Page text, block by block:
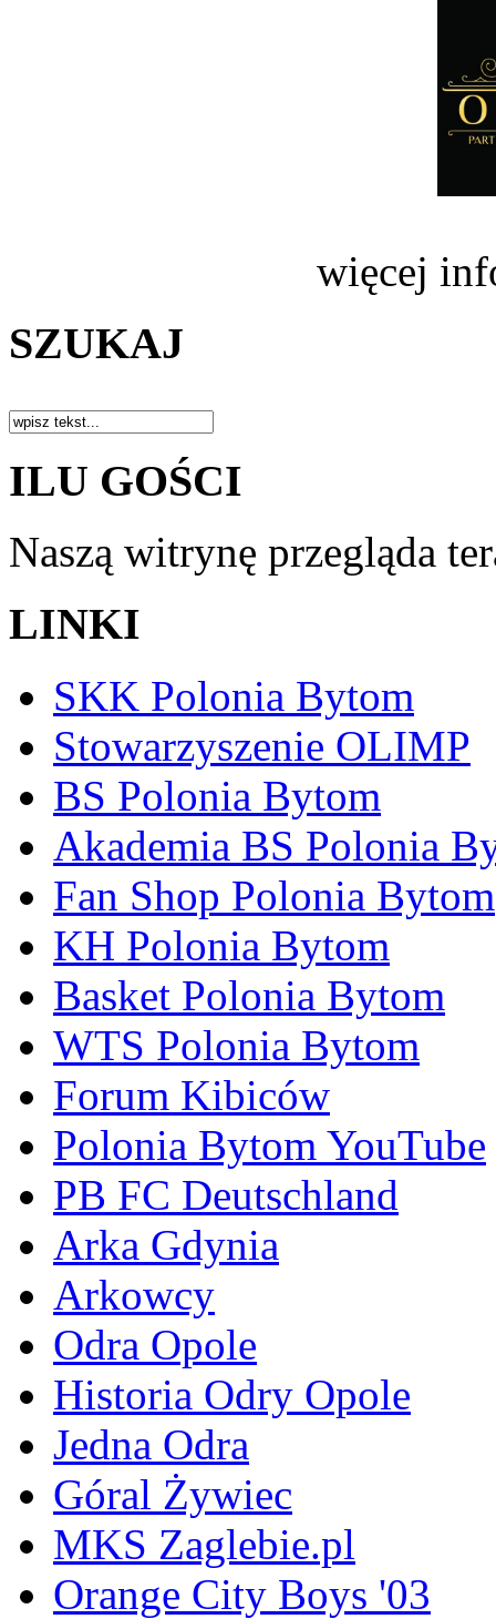
więcej
SZUKAJ
ILU GOŚCI
Naszą witrynę przegląda
LINKI
SKK Polonia Bytom
Stowarzyszenie OLIMP
BS Polonia Bytom
Akademia BS Polonia
Fan Shop Polonia Bytom
KH Polonia Bytom
Basket Polonia Bytom
WTS Polonia Bytom
Forum Kibiców
Polonia Bytom YouTube
PB FC Deutschland
Arka Gdynia
Arkowcy
Odra Opole
Historia Odry Opole
Jedna Odra
Góral Żywiec
MKS Zaglebie.pl
Orange City Boys '03